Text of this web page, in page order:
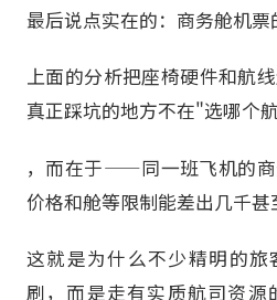
最后说点实在的：商务舱机
上面的分析把座椅硬件和航
真正踩坑的地方不在"选哪个
，而在于——同一班飞机的
价格和舱等限制能差出几千甚
这就是为什么不少精明的旅
刷，而是走有实质航司资源